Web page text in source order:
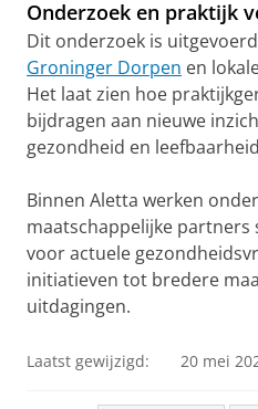
Onderzoek en praktijk
Dit onderzoek is
Groninger Dorpen en
Het laat zien hoe
bijdragen aan nieuwe
gezondheid en
Binnen Aletta werken
maatschappelijke partners
voor actuele
initiatieven tot bredere
uitdagingen.
Laatst gewijzigd: 20 mei